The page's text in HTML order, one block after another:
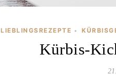
LIEBLINGSREZEPTE •
Kürbis-